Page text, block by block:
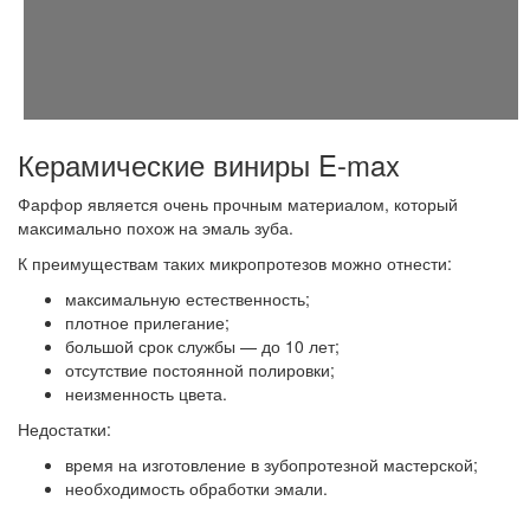
Керамические виниры E-max
Фарфор является очень прочным материалом, который
максимально похож на эмаль зуба.
К преимуществам таких микропротезов можно отнести:
максимальную естественность;
плотное прилегание;
большой срок службы — до 10 лет;
отсутствие постоянной полировки;
неизменность цвета.
Недостатки:
время на изготовление в зубопротезной мастерской;
необходимость обработки эмали.